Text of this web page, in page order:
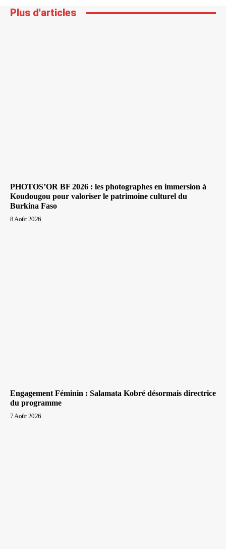
Plus d'articles
PHOTOS’OR BF 2026 : les photographes en immersion à
Koudougou pour valoriser le patrimoine culturel du
Burkina Faso
8 Août 2026
Engagement Féminin : Salamata Kobré désormais directrice
du programme
7 Août 2026